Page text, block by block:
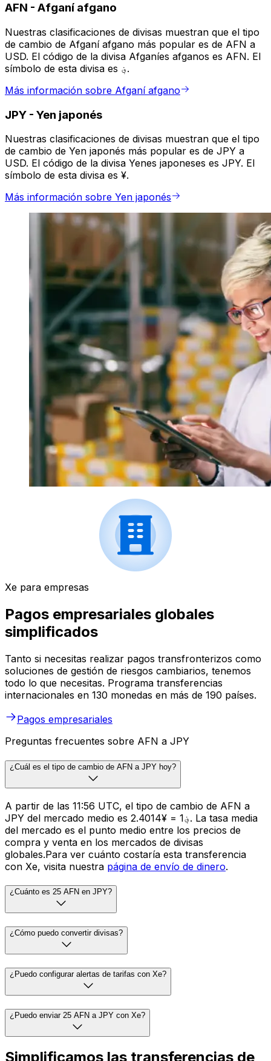
AFN - Afganí afgano
Nuestras clasificaciones de divisas muestran que el tipo
de cambio de Afganí afgano más popular es de AFN a
USD. El código de la divisa Afganíes afganos es AFN. El
símbolo de esta divisa es ؋.
Más información sobre Afganí afgano
JPY - Yen japonés
Nuestras clasificaciones de divisas muestran que el tipo
de cambio de Yen japonés más popular es de JPY a
USD. El código de la divisa Yenes japoneses es JPY. El
símbolo de esta divisa es ¥.
Más información sobre Yen japonés
Xe para empresas
Pagos empresariales globales
simplificados
Tanto si necesitas realizar pagos transfronterizos como
soluciones de gestión de riesgos cambiarios, tenemos
todo lo que necesitas. Programa transferencias
internacionales en 130 monedas en más de 190 países.
Pagos empresariales
Preguntas frecuentes sobre AFN a JPY
¿Cuál es el tipo de cambio de AFN a JPY hoy?
A partir de las 11:56 UTC, el tipo de cambio de AFN a
JPY del mercado medio es ؋1 = ¥2.4014. La tasa media
del mercado es el punto medio entre los precios de
compra y venta en los mercados de divisas
globales.Para ver cuánto costaría esta transferencia
con Xe, visita nuestra página de envío de dinero.
¿Cuánto es 25 AFN en JPY?
¿Cómo puedo convertir divisas?
¿Puedo configurar alertas de tarifas con Xe?
¿Puedo enviar 25 AFN a JPY con Xe?
Simplificamos las transferencias de